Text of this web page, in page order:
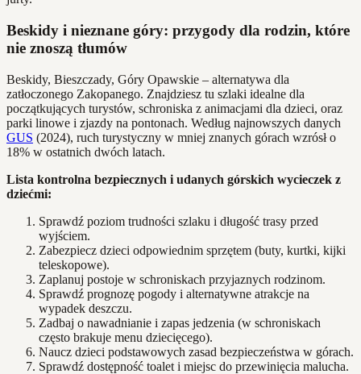
Beskidy i nieznane góry: przygody dla rodzin, które
nie znoszą tłumów
Beskidy, Bieszczady, Góry Opawskie – alternatywa dla
zatłoczonego Zakopanego. Znajdziesz tu szlaki idealne dla
początkujących turystów, schroniska z animacjami dla dzieci, oraz
parki linowe i zjazdy na pontonach. Według najnowszych danych
GUS (2024), ruch turystyczny w mniej znanych górach wzrósł o
18% w ostatnich dwóch latach.
Lista kontrolna bezpiecznych i udanych górskich wycieczek z
dziećmi:
Sprawdź poziom trudności szlaku i długość trasy przed
wyjściem.
Zabezpiecz dzieci odpowiednim sprzętem (buty, kurtki, kijki
teleskopowe).
Zaplanuj postoje w schroniskach przyjaznych rodzinom.
Sprawdź prognozę pogody i alternatywne atrakcje na
wypadek deszczu.
Zadbaj o nawadnianie i zapas jedzenia (w schroniskach
często brakuje menu dziecięcego).
Naucz dzieci podstawowych zasad bezpieczeństwa w górach.
Sprawdź dostępność toalet i miejsc do przewinięcia malucha.